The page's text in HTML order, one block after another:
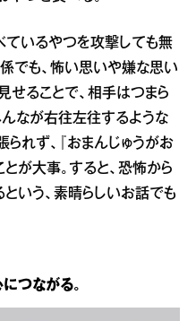
ているやつを攻撃しても無
でも、怖い思いや嫌な思い
せることで、相手はつまら
んなが右往左往するような
れず、『おまんじゅうがお
が大事。すると、恐怖から
という、素晴らしいお話でも
つながる。